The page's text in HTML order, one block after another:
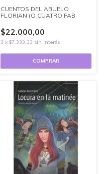
CUENTOS DEL ABUELO
FLORIAN (O CUATRO FAB
$22.000,00
3 x $7.333,33 sin interés